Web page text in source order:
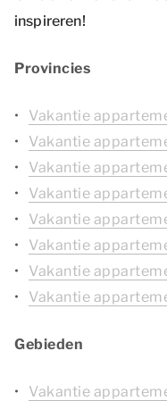
inspireren!
Provincies
Vakantie
Vakantie
Vakantie
Vakantie
Vakantie
Vakantie
Vakantie
Vakantie
Gebieden
Vakantie